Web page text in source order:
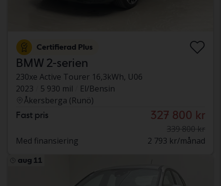
Certifierad Plus
BMW 2-serien
230xe Active Tourer 16,3kWh, U06
2023
5 930 mil
El/Bensin
Åkersberga (Runö)
Fast pris 327 800 kr
339 800 kr
Med finansiering
2 793 kr/månad
aug 11